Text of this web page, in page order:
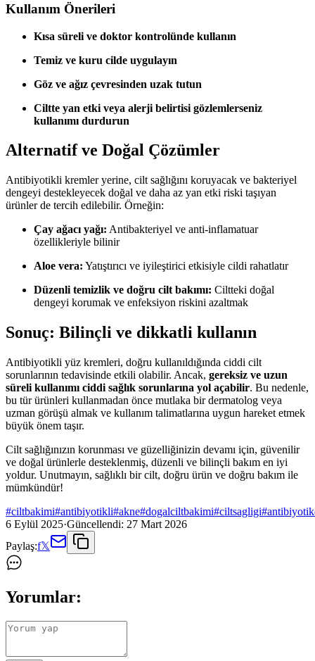
Kullanım Önerileri
Kısa süreli ve doktor kontrolünde kullanın
Temiz ve kuru cilde uygulayın
Göz ve ağız çevresinden uzak tutun
Ciltte yan etki veya alerji belirtisi gözlemlerseniz
kullanımı durdurun
Alternatif ve Doğal Çözümler
Antibiyotikli kremler yerine, cilt sağlığını koruyacak ve bakteriyel
dengeyi destekleyecek doğal ve daha az yan etki riski taşıyan
ürünler de tercih edilebilir. Örneğin:
Çay ağacı yağı: Antibakteriyel ve anti-inflamatuar
özellikleriyle bilinir
Aloe vera: Yatıştırıcı ve iyileştirici etkisiyle cildi rahatlatır
Düzenli temizlik ve doğru cilt bakımı: Ciltteki doğal
dengeyi korumak ve enfeksiyon riskini azaltmak
Sonuç: Bilinçli ve dikkatli kullanın
Antibiyotikli yüz kremleri, doğru kullanıldığında ciddi cilt
sorunlarının tedavisinde etkili olabilir. Ancak, gereksiz ve uzun
süreli kullanımı ciddi sağlık sorunlarına yol açabilir. Bu nedenle,
bu tür ürünleri kullanmadan önce mutlaka bir dermatolog veya
uzman görüşü almak ve kullanım talimatlarına uygun hareket etmek
büyük önem taşır.
Cilt sağlığınızın korunması ve güzelliğinizin devamı için, güvenilir
ve doğal ürünlerle desteklenmiş, düzenli ve bilinçli bakım en iyi
yoldur. Unutmayın, sağlıklı bir cilt, doğru ürün ve doğru bakım ile
mümkündür!
#ciltbakimi#antibiyotikli#akne#dogalciltbakimi#ciltsagligi#
6 Eylül 2025·Güncellendi: 27 Mart 2026
Paylaş:f𝕏
Yorumlar: